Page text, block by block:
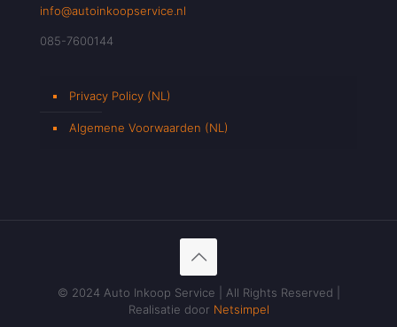
info@autoinkoopservice.nl
085-7600144
Privacy Policy (NL)
Algemene Voorwaarden (NL)
© 2024 Auto Inkoop Service | All Rights Reserved |
Realisatie door Netsimpel